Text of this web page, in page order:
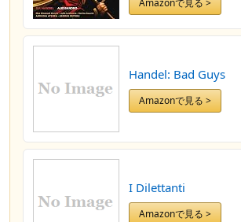
Amazonで見る >
Handel: Bad Guys
Amazonで見る >
I Dilettanti
Amazonで見る >